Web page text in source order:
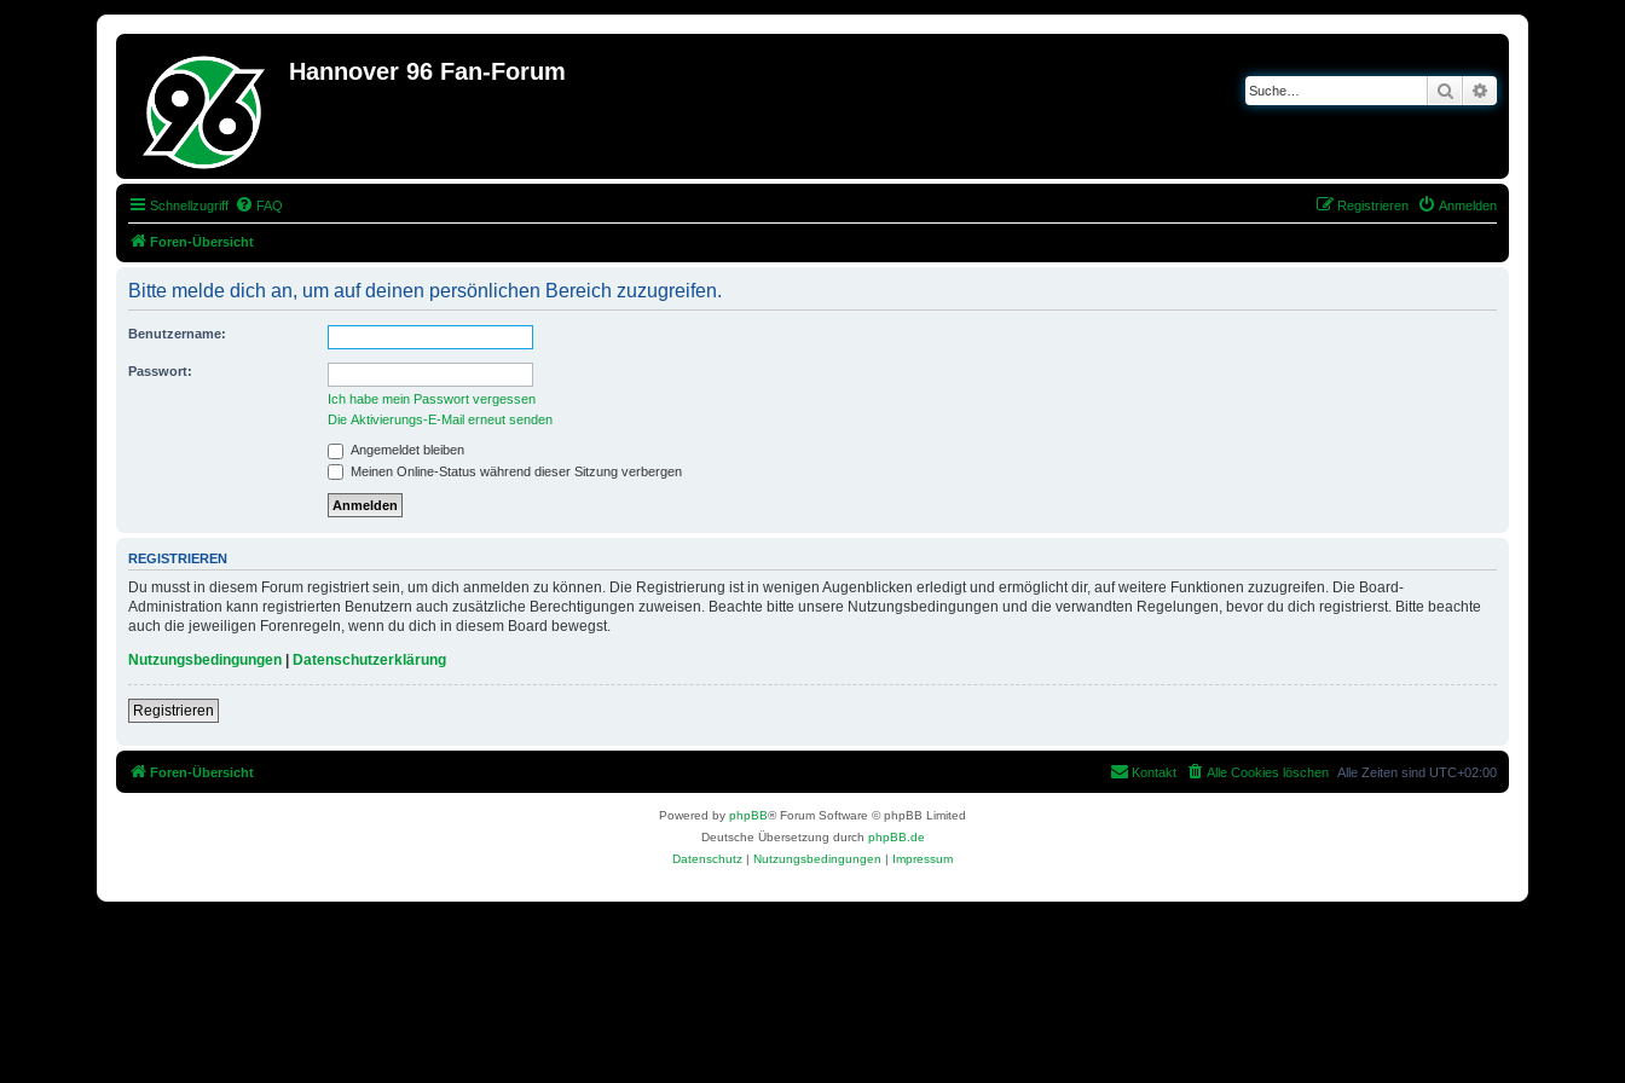
Hannover 96 Fan-Forum
Suche
Schnellzugriff FAQ Anmelden
Registrieren
Foren-Übersicht
Bitte melde dich an, um auf deinen persönlichen Bereich zuzugreifen.
Benutzername:
Passwort:
Ich habe mein Passwort vergessen
Die Aktivierungs-E-Mail erneut senden
Angemeldet bleiben
Meinen Online-Status während dieser Sitzung verbergen
REGISTRIEREN
Du musst in diesem Forum registriert sein, um dich anmelden zu können. Die Registrierung ist in wenigen Augenblicken erledigt und ermöglicht dir, auf weitere Funktionen zuzugreifen. Die Board-
Administration kann registrierten Benutzern auch zusätzliche Berechtigungen zuweisen. Beachte bitte unsere Nutzungsbedingungen und die verwandten Regelungen, bevor du dich registrierst. Bitte beachte
auch die jeweiligen Forenregeln, wenn du dich in diesem Board bewegst.
Nutzungsbedingungen | Datenschutzerklärung
Registrieren
Foren-Übersicht Alle Zeiten sind UTC+02:00
Alle Cookies löschen
Kontakt
Powered by phpBB® Forum Software © phpBB Limited
Deutsche Übersetzung durch phpBB.de
Datenschutz | Nutzungsbedingungen | Impressum